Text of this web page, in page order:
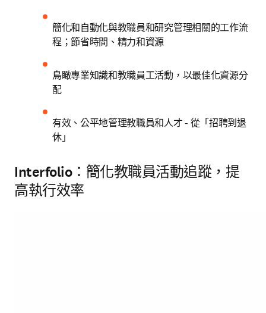
簡化和自動化與教職員和研究管理相關的工作流
程；節省時間、精力和資源
鳥瞰專業知識和教職員工活動，以最佳化資源分
配
有效、公平地管理教職員和人才 - 從「招聘到退
休」
Interfolio：簡化教職員活動追蹤，提
高執行效率